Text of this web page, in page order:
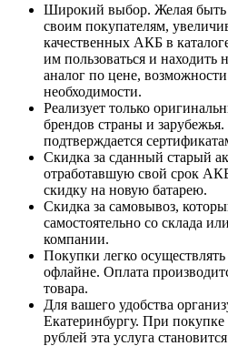
Широкий выбор. Желая быть
своим покупателям,
качественных АКБ в
им пользоваться и
аналог по цене,
необходимости.
Реализует только
брендов страны и
подтверждается
Скидка за сданный старый
отработавшую свой срок
скидку на новую батарею.
Скидка за самовывоз,
самостоятельно со склада
компании.
Покупки легко
офлайне. Оплата
товара.
Для вашего удобства
Екатеринбургу. При
рублей эта услуга